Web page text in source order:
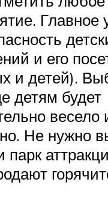
и его
и детей).
детям будет
весело
Не нужно